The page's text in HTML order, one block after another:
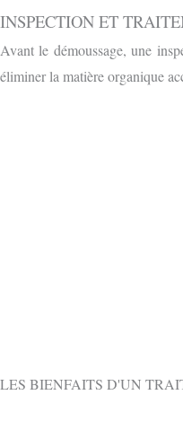
INSPECTION ET
Avant le démoussage, une
éliminer la matière organique
LES BIENFAITS D'UN